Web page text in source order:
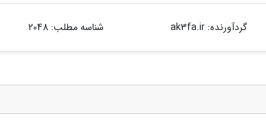
گردآورنده:ak3fa.ir شناسه مطلب: 2048